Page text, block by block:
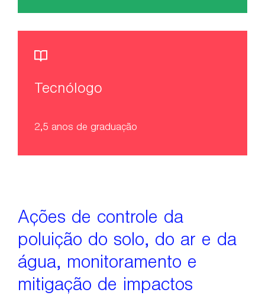
Ações de controle da
poluição do solo, do ar e da
água, monitoramento e
mitigação de impactos
Tecnólogo
2,5 anos de graduação